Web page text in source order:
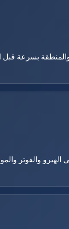
بسرعة قبل
والفوتر